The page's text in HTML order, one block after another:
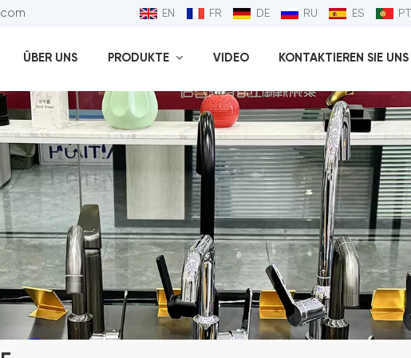
EN FR DE RU ES PT
ÜBER UNS PRODUKTE VIDEO KONTAKTIEREN SIE UNS